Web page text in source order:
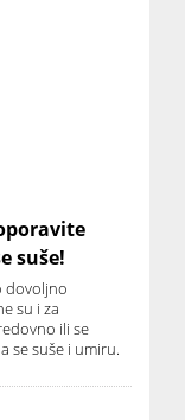
suše!
dovoljno
su i za
ili se
se suše i umiru.